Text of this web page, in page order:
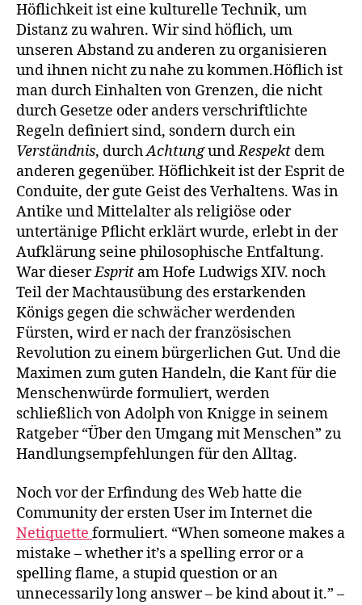
Höflichkeit ist eine kulturelle Technik, um
Distanz zu wahren. Wir sind höflich, um
unseren Abstand zu anderen zu organisieren
und ihnen nicht zu nahe zu kommen.Höflich ist
man durch Einhalten von Grenzen, die nicht
durch Gesetze oder anders verschriftlichte
Regeln definiert sind, sondern durch ein
Verständnis, durchAchtungundRespekt dem
anderen gegenüber. Höflichkeit ist der Esprit de
Conduite, der gute Geist des Verhaltens. Was in
Antike und Mittelalter als religiöse oder
untertänige Pflicht erklärt wurde, erlebt in der
Aufklärung seine philosophische Entfaltung.
War dieserEsprit am Hofe Ludwigs XIV. noch
Teil der Machtausübung des erstarkenden
Königs gegen die schwächer werdenden
Fürsten, wird er nach der französischen
Revolution zu einem bürgerlichen Gut. Und die
Maximen zum guten Handeln, die Kant für die
Menschenwürde formuliert, werden
schließlich von Adolph von Knigge in seinem
Ratgeber “Über den Umgang mit Menschen” zu
Handlungsempfehlungen für den Alltag.
Noch vor der Erfindung des Web hatte die
Community der ersten User im Internet die
Netiquette formuliert. “When someone makes a
mistake – whether it’s a spelling error or a
spelling flame, a stupid question or an
unnecessarily long answer – be kind about it.” –